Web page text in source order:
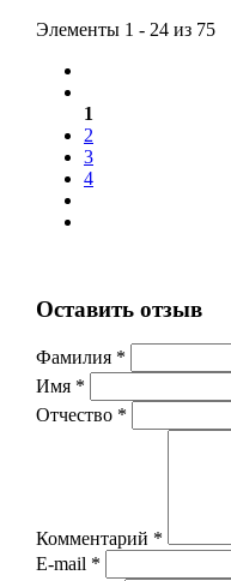
Элементы 1 - 24 из 75
1
2
3
4
Оставить отзыв
Фамилия *
Имя *
Отчество *
Комментарий *
E-mail *